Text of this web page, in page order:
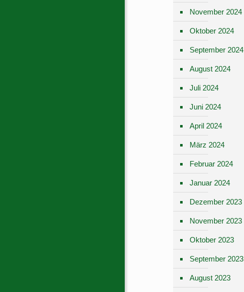
November 2024
Oktober 2024
September 2024
August 2024
Juli 2024
Juni 2024
April 2024
März 2024
Februar 2024
Januar 2024
Dezember 2023
November 2023
Oktober 2023
September 2023
August 2023